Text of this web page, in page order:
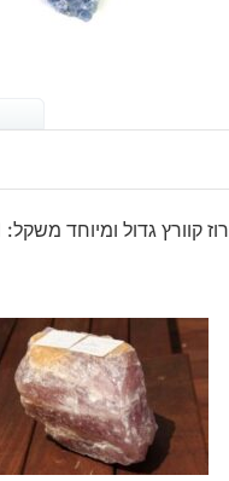
רוז קוורץ גדול ומיוחד משקל: 11 ק"ג